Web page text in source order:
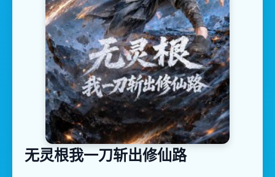
无灵根我一刀斩出修仙路